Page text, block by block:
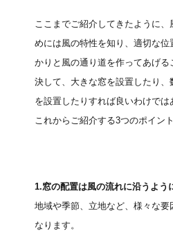
ここまでご紹介してきたように
めには風の特性を知り、適切な位
かりと風の通り道を作ってあげる
決して、大きな窓を設置したり
を設置したりすれば良いわけでは
これからご紹介する3つのポイン
1.窓の配置は風の流れに沿うよう
地域や季節、立地など、様々な
なります。